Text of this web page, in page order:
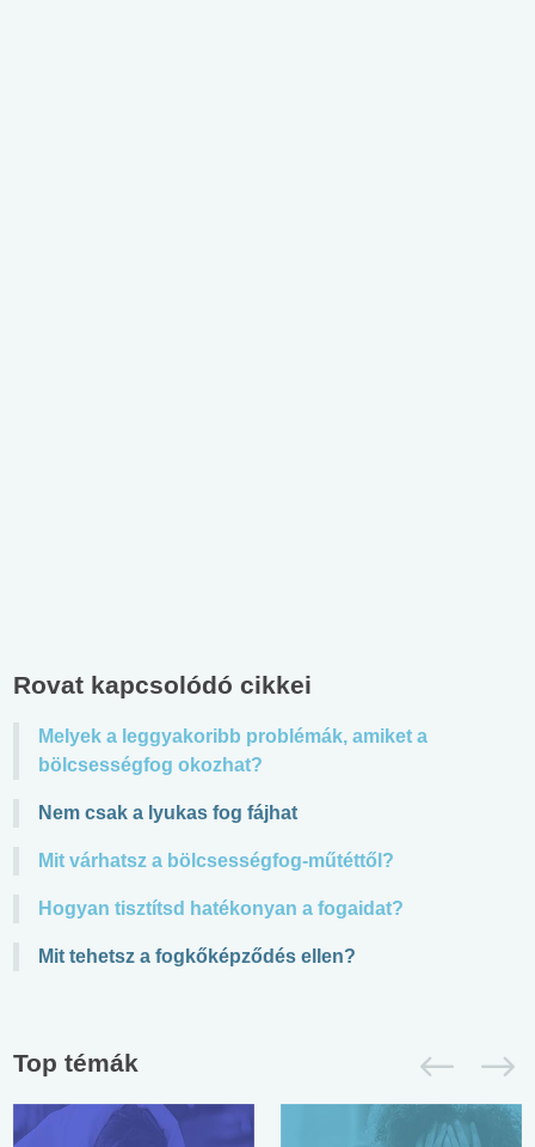
Rovat kapcsolódó cikkei
Melyek a leggyakoribb problémák, amiket a
bölcsességfog okozhat?
Nem csak a lyukas fog fájhat
Mit várhatsz a bölcsességfog-műtéttől?
Hogyan tisztítsd hatékonyan a fogaidat?
Mit tehetsz a fogkőképződés ellen?
Top témák